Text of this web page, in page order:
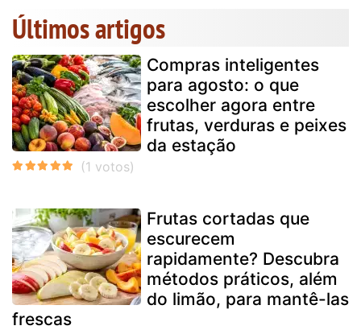
Últimos artigos
Compras inteligentes
para agosto: o que
escolher agora entre
frutas, verduras e peixes
da estação
Frutas cortadas que
escurecem
rapidamente? Descubra
métodos práticos, além
do limão, para mantê-las
frescas